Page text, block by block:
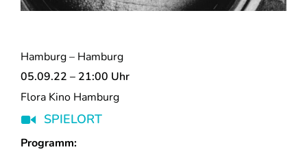
Hamburg – Hamburg
05.09.22 – 21:00 Uhr
Flora Kino Hamburg
SPIELORT
Programm: